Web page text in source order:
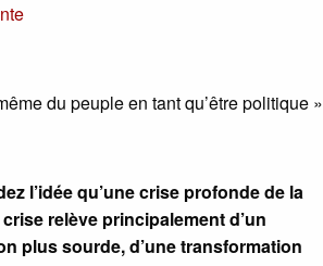
du peuple en tant qu’être politique »
l’idée qu’une crise profonde de la
relève principalement d’un
plus sourde, d’une transformation